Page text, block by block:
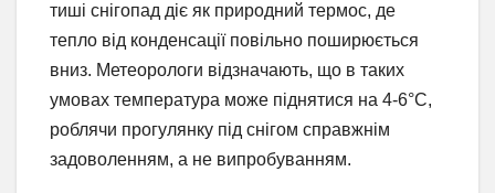
тиші снігопад діє як природний термос, де
тепло від конденсації повільно поширюється
вниз. Метеорологи відзначають, що в таких
умовах температура може піднятися на 4-6°C,
роблячи прогулянку під снігом справжнім
задоволенням, а не випробуванням.